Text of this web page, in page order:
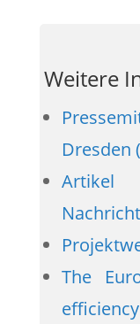
Weitere
Pressemitteilung der Stadt
Dresden
Artikel Dresdner Neuste
The European portal for energy